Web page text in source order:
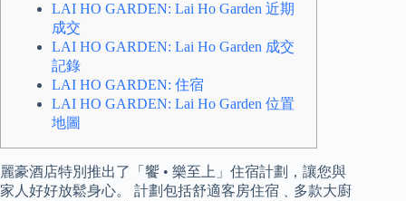
LAI HO GARDEN: Lai Ho Garden 近期
成交
LAI HO GARDEN: Lai Ho Garden 成交
記錄
LAI HO GARDEN: 住宿
LAI HO GARDEN: Lai Ho Garden 位置
地圖
麗豪酒店特別推出了「饗 • 樂至上」住宿計劃，讓您與
家人好好放鬆身心。 計劃包括舒適客房住宿﹑多款大廚